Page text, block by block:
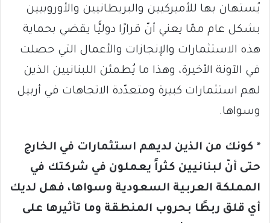
يُستهان بها للأميركيين والبريطانيين والأوروبيين
بشكل عام ممّا يعني أنّ قرارًا دوليًّا يقضي بحماية
هذه الاستثمارات والإنجازات والأعمال التي حصلت
في الآونة الأخيرة، وهذا ما يُطمئن اللبنانيين الذين
لهم استثمارات كبيرة ومتعدّدة الاتجاهات في أربيل
وسواها.
* كونك من الذين لديهم استثمارات في الخارج
حتى أنّ لبنانيين كثراً يعملون في شركتك في
المملكة العربية السعودية وسواها، فهل لديك
أي قلق ربطًا بحروب المنطقة وما تأثيرها على